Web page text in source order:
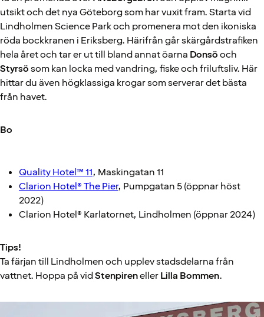
utsikt och det nya Göteborg som har vuxit fram. Starta vid
Lindholmen Science Park och promenera mot den ikoniska
röda bockkranen i Eriksberg. Härifrån går skärgårdstrafiken
hela året och tar er ut till bland annat öarna Donsöoch
Styrsösom kan locka med vandring, fiske och friluftsliv. Här
hittar du även högklassiga krogar som serverar det bästa
från havet.
Bo
Quality Hotel™ 11, Maskingatan 11
Clarion Hotel® The Pier, Pumpgatan 5 (öppnar höst
2022)
Clarion Hotel® Karlatornet, Lindholmen (öppnar 2024)
Tips!
Ta färjan till Lindholmen och upplev stadsdelarna från
vattnet. Hoppa på vidStenpirenellerLilla Bommen.